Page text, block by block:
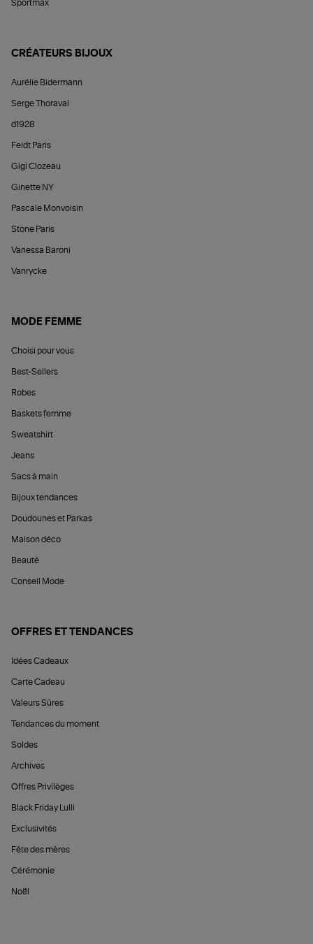
Sportmax
CRÉATEURS BIJOUX
Aurélie Bidermann
Serge Thoraval
d1928
Feidt Paris
Gigi Clozeau
Ginette NY
Pascale Monvoisin
Stone Paris
Vanessa Baroni
Vanrycke
MODE FEMME
Choisi pour vous
Best-Sellers
Robes
Baskets femme
Sweatshirt
Jeans
Sacs à main
Bijoux tendances
Doudounes et Parkas
Maison déco
Beauté
Conseil Mode
OFFRES ET TENDANCES
Idées Cadeaux
Carte Cadeau
Valeurs Sûres
Tendances du moment
Soldes
Archives
Offres Privilèges
Black Friday Lulli
Exclusivités
Fête des mères
Cérémonie
Noël